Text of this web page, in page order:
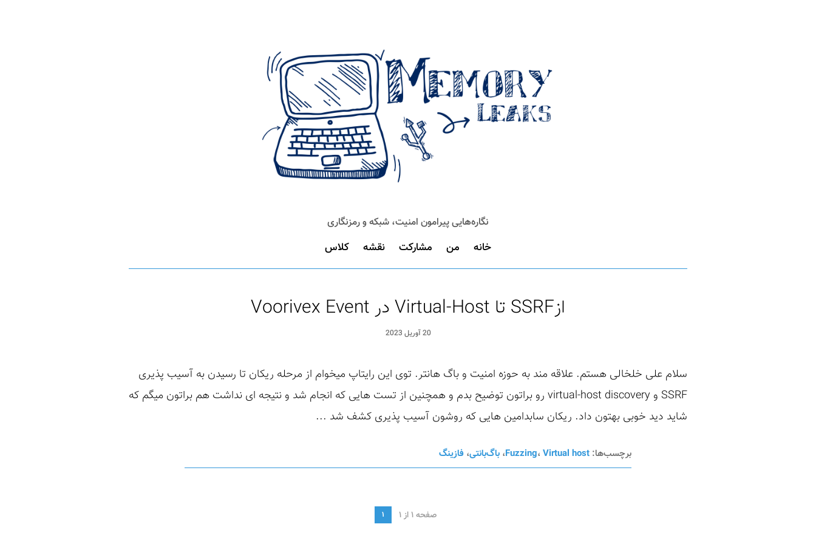
نگاره‌هایی پیرامون امنیت، شبکه و رمزنگاری
خانه من مشارکت نقشه کلاس
ازSSRF تا Virtual-Host در Voorivex Event
20 آوریل 2023
سلام علی خلخالی هستم. علاقه مند به حوزه امنیت و باگ هانتر. توی این رایتاپ میخوام از مرحله ریکان تا رسیدن به آسیب پذیری
SSRF و virtual-host discovery رو براتون توضیح بدم و همچنین از تست هایی که انجام شد و نتیجه ای نداشت هم براتون میگم که
شاید دید خوبی بهتون داد. ریکان سابدامین هایی که روشون آسیب پذیری کشف شد ...
برچسب‌ها: Fuzzing، Virtual host ، باگ‌بانتی، فازینگ
صفحه 1 از 1 1